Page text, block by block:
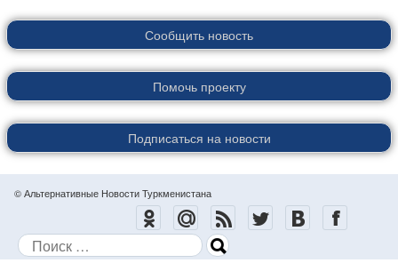
Сообщить новость
Помочь проекту
Подписаться на новости
© Альтернативные Новости Туркменистана
Поиск